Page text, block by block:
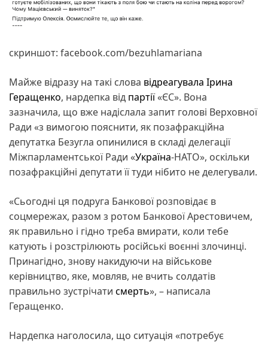
скриншот: facebook.com/bezuhlamariana
Майже відразу на такі слова відреагувала Ірина
Геращенко, нардепка від партії«ЄС». Вона
зазначила, що вже надіслала запит голові Верховної
Ради «з вимогою пояснити, як позафракційна
депутатка Безугла опинилися в складі делегації
Міжпарламентської Ради «Україна-НАТО», оскільки
позафракційні депутати її туди нібито не делегували.
«Сьогодні ця подруга Банкової розповідає в
соцмережах, разом з ротом Банкової Арестовичем,
як правильно і гідно треба вмирати, коли тебе
катують і розстрілюють російські воєнні злочинці.
Принагідно, знову накидуючи на військове
керівництво, яке, мовляв, не вчить солдатів
правильно зустрічати смерть», – написала
Геращенко.
Нардепка наголосила, що ситуація «потребує